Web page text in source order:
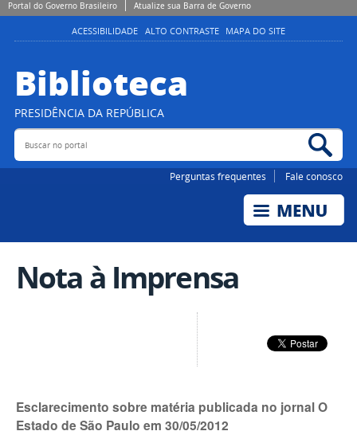
Portal do Governo Brasileiro Atualize sua Barra de Governo
ACESSIBILIDADE ALTO CONTRASTE MAPA DO SITE
Biblioteca
PRESIDÊNCIA DA REPÚBLICA
Buscar no portal
Perguntas frequentes Fale conosco
Nota à Imprensa
Esclarecimento sobre matéria publicada no jornal O
Estado de São Paulo em 30/05/2012